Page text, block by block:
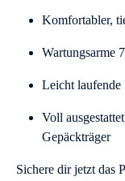
Komfortabler,
Wartungsarme
Leicht laufende
Voll
Gepäckträger
Sichere dir jetzt das